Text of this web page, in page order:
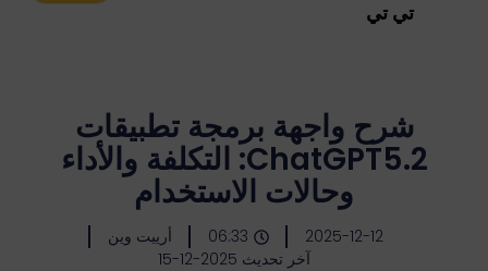
تي تي
شرح واجهة برمجة تطبيقات
ChatGPT5.2: التكلفة والأداء
وحالات الاستخدام
2025-12-12
06:33
أرييت وين
آخر تحديث 2025-12-15